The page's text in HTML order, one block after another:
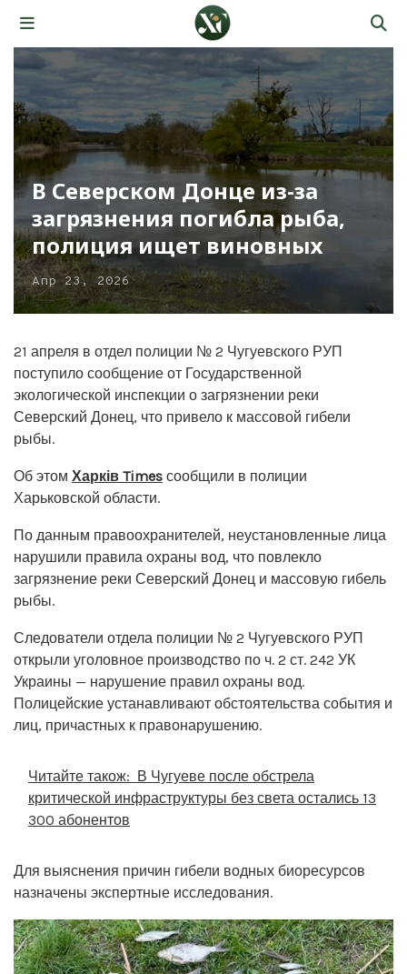
В Северском Донце из-за
загрязнения погибла рыба,
полиция ищет виновных
Апр 23, 2026
21 апреля в отдел полиции № 2 Чугуевского РУП
поступило сообщение от Государственной
экологической инспекции о загрязнении реки
Северский Донец, что привело к массовой гибели
рыбы.
Об этом Харків Times сообщили в полиции
Харьковской области.
По данным правоохранителей, неустановленные лица
нарушили правила охраны вод, что повлекло
загрязнение реки Северский Донец и массовую гибель
рыбы.
Следователи отдела полиции № 2 Чугуевского РУП
открыли уголовное производство по ч. 2 ст. 242 УК
Украины — нарушение правил охраны вод.
Полицейские устанавливают обстоятельства события и
лиц, причастных к правонарушению.
Читайте також: В Чугуеве после обстрела
критической инфраструктуры без света остались 13
300 абонентов
Для выяснения причин гибели водных биоресурсов
назначены экспертные исследования.